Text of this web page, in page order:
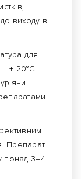
виходу в
для
+ 20°С.
Препарат
понад 3–4